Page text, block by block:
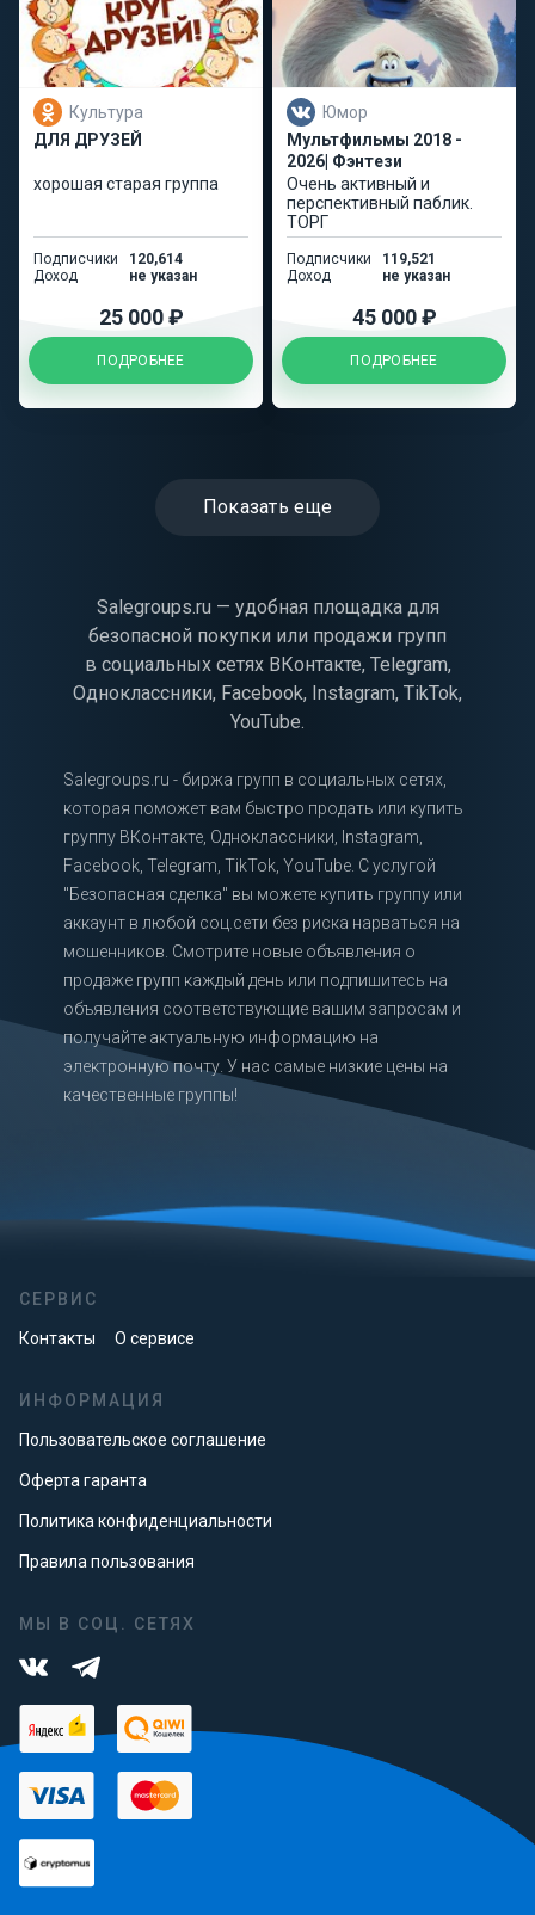
Культура
ДЛЯ ДРУЗЕЙ
хорошая старая группа
Подписчики
120,614
Доход
не указан
25 000 ₽
ПОДРОБНЕЕ
Юмор
Мультфильмы 2018 -
2026| Фэнтези
Очень активный и
перспективный паблик.
ТОРГ
Подписчики
119,521
Доход
не указан
45 000 ₽
ПОДРОБНЕЕ
Показать еще
Salegroups.ru — удобная площадка для
безопасной покупки или продажи групп
в социальных сетях ВКонтакте, Telegram,
Одноклассники, Facebook, Instagram, TikTok,
YouTube.
Salegroups.ru - биржа групп в социальных сетях,
которая поможет вам быстро продать или купить
группу ВКонтакте, Одноклассники, Instagram,
Facebook, Telegram, TikTok, YouTube. С услугой
"Безопасная сделка" вы можете купить группу или
аккаунт в любой соц.сети без риска нарваться на
мошенников. Смотрите новые объявления о
продаже групп каждый день или подпишитесь на
объявления соответствующие вашим запросам и
получайте актуальную информацию на
электронную почту. У нас самые низкие цены на
качественные группы!
СЕРВИС
Контакты О сервисе
ИНФОРМАЦИЯ
Пользовательское соглашение
Оферта гаранта
Политика конфиденциальности
Правила пользования
МЫ В СОЦ. СЕТЯХ